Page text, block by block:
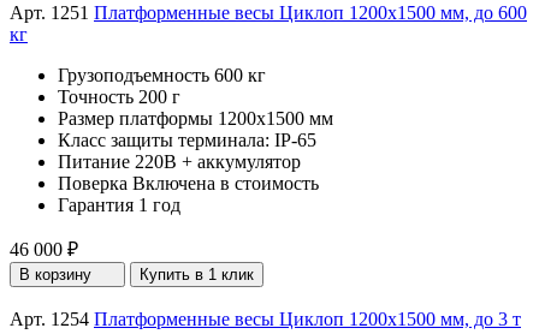
Арт. 1251 Платформенные весы Циклоп 1200х1500 мм, до 600
кг
Грузоподъемность 600 кг
Точность 200 г
Размер платформы 1200х1500 мм
Класс защиты терминала: IP-65
Питание 220В + аккумулятор
Поверка Включена в стоимость
Гарантия 1 год
46 000 ₽
В корзину Купить в 1 клик
Арт. 1254 Платформенные весы Циклоп 1200х1500 мм, до 3 т